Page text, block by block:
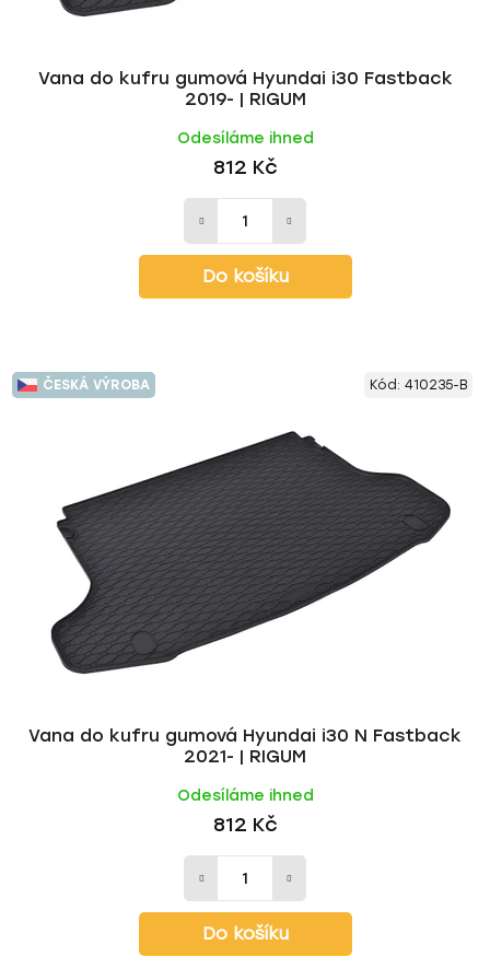
Vana do kufru gumová Hyundai i30 Fastback
2019- | RIGUM
Odesíláme ihned
812 Kč
Do košíku
ČESKÁ VÝROBA
Vana do kufru gumová Hyundai i30 N Fastback
2021- | RIGUM
Odesíláme ihned
812 Kč
Do košíku
Kód: 410235-B